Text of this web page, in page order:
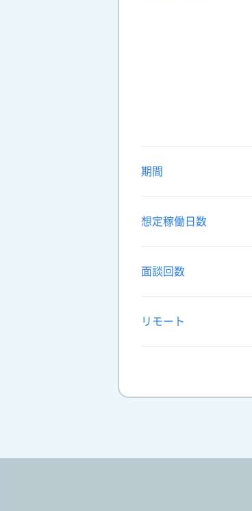
期間
想定稼働日数
面談回数
リモート